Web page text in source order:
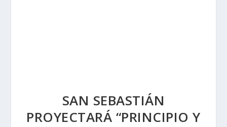
SAN SEBASTIÁN
PROYECTARÁ “PRINCIPIO Y